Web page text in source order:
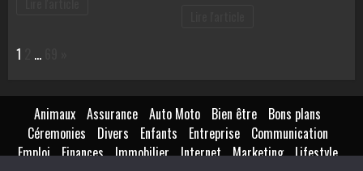
Page:
1 …
Animaux Assurance Auto Moto Bien être
Bons plans
Céremonies
Divers Enfants Entreprise
Communication
Emploi Finances Immobilier Internet Marketing Lifestyle